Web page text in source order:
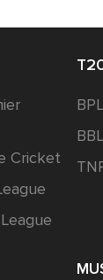
Cricket